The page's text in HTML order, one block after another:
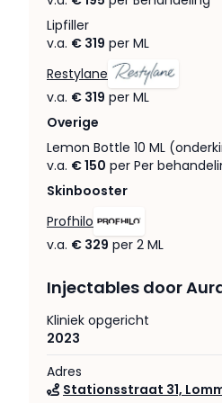
Lipfiller
v.a. € 319 per ML
Restylane
v.a. € 319 per ML
Overige
Lemon Bottle 10 ML
v.a. € 150 per Per
Skinbooster
Profhilo
v.a. € 329 per 2 ML
Injectables door
Kliniek opgericht
2023
Adres
Stationsstraat 31,